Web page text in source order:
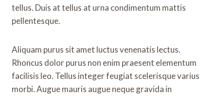
tellus. Duis at tellus at urna condimentum mattis
pellentesque.
Aliquam purus sit amet luctus venenatis lectus.
Rhoncus dolor purus non enim praesent elementum
facilisis leo. Tellus integer feugiat scelerisque varius
morbi. Augue mauris augue neque gravida in